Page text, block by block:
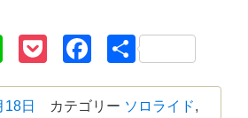
Line PocketFacebook
共
18日 カテゴリー ソロライド,